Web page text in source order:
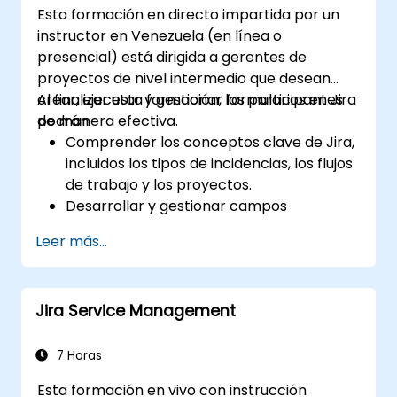
Esta formación en directo impartida por un
instructor en Venezuela (en línea o
presencial) está dirigida a gerentes de
proyectos de nivel intermedio que desean
crear, ejecutar y gestionar formularios en Jira
de manera efectiva.
Al finalizar esta formación, los participantes
podrán:
Comprender los conceptos clave de Jira,
incluidos los tipos de incidencias, los flujos
de trabajo y los proyectos.
Desarrollar y gestionar campos
datos de forma eficaz.
Optimizar los procesos relacionados con
formularios para distintos tipos de
proyectos y equipos.
Leer más...
Jira Service Management
7 Horas
Esta formación en vivo con instrucción